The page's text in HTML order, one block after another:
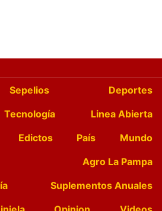
Sepelios
Deportes
Tecnología
Linea Abierta
Edictos País
Mundo
Agro La Pampa
Suplementos Anuales